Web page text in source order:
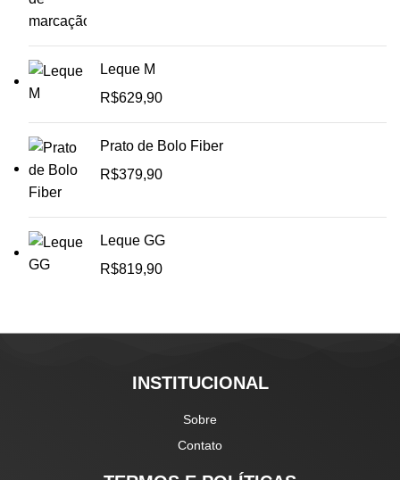
Leque M
R$629,90
Prato de Bolo Fiber
R$379,90
Leque GG
R$819,90
INSTITUCIONAL
Sobre
Contato